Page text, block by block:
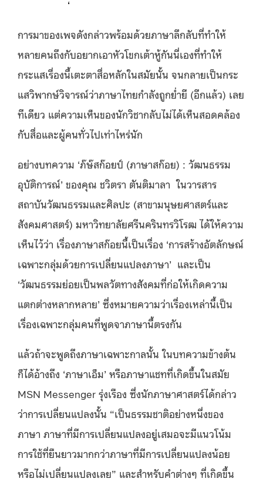
‘
การมาของเพจดังกล่าวพร้อมด้วยภาษาลึกลับที่ทำให้
หลายคนถึงกับอยากเอาหัวโขกเต้าหู้กันนี่เองที่ทำให้
กระแสเรื่องนี้เตะตาสื่อหลักในสมัยนั้น จนกลายเป็นกระ
แสวิพากษ์วิจารณ์ว่าภาษาไทยกำลังถูกย่ำยี (อีกแล้ว) เลย
ทีเดียว แต่ความเห็นของนักวิชากลับไม่ได้เห็นสอดคล้อง
กับสื่อและผู้คนทั่วไปเท่าไหร่นัก
อย่างบทความ ‘ภ๊ษ๊สก๊อยป์ (ภาษาสก๊อย) : วัฒนธรรม
อุบัติการณ์’ ของคุณ ชวิตรา ตันติมาลา ในวารสาร
สถาบันวัฒนธรรมและศิลปะ (สาขามนุษยศาสตร์และ
สังคมศาสตร์) มหาวิทยาลัยศรีนครินทรวิโรฒ ได้ให้ความ
เห็นไว้ว่า เรื่องภาษาสก๊อยนี้เป็นเรื่อง ‘การสร้างอัตลักษณ์
เฉพาะกลุ่มด้วยการเปลี่ยนแปลงภาษา’ และเป็น
‘วัฒนธรรมย่อยเป็นพลวัตทางสังคมที่ก่อให้เกิดความ
แตกต่างหลากหลาย’ ซึ่งหมายความว่าเรื่องเหล่านี้เป็น
เรื่องเฉพาะกลุ่มคนที่พูดจาภาษานี้ตรงกัน
แล้วถ้าจะพูดถึงภาษาเฉพาะกาลนั้น ในบทความข้างต้น
ก็ได้อ้างถึง ‘ภาษาเอ็ม’ หรือภาษาแชทที่เกิดขึ้นในสมัย
MSN Messenger รุ่งเรือง ซึ่งนักภาษาศาสตร์ได้กล่าว
ว่าการเปลี่ยนแปลงนั้น “เป็นธรรมชาติอย่างหนึ่งของ
ภาษา ภาษาที่มีการเปลี่ยนแปลงอยู่เสมอจะมีแนวโน้ม
การใช้ที่ยืนยาวมากกว่าภาษาที่มีการเปลี่ยนแปลงน้อย
หรือไม่เปลี่ยนแปลงเลย” และสำหรับคำต่างๆ ที่เกิดขึ้น